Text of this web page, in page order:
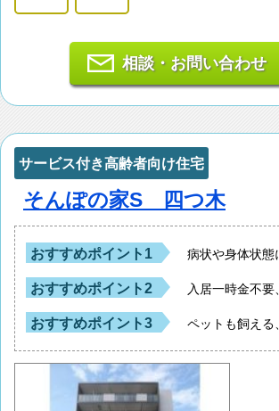
相談・お問い合わせ
サービス付き高齢者向け住宅
そんぽの家S 四つ木
おすすめポイント1 病状や身体状
おすすめポイント2 入居一時金不
おすすめポイント3 ペットも飼え